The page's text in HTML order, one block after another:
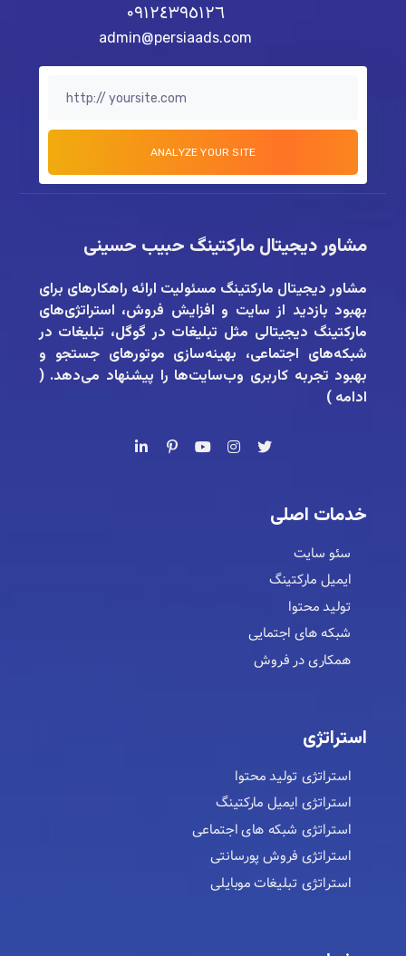
٠٩١٢٤٣٩٥١٢٦
admin@persiaads.com
مشاور دیجیتال مارکتینگ حبیب حسینی
مشاور دیجیتال مارکتینگ مسئولیت ارائه راهکارهای برای
بهبود بازدید از سایت و افزایش فروش، استراتژی‌های
مارکتینگ دیجیتالی مثل تبلیغات در گوگل، تبلیغات در
شبکه‌های اجتماعی، بهینه‌سازی موتورهای جستجو و
بهبود تجربه کاربری وب‌سایت‌ها را پیشنهاد می‌دهد. (
ادامه )
خدمات اصلی
سئو سایت
ایمیل مارکتینگ
تولید محتوا
شبکه های اجتمایی
همکاری در فروش
استراتژی
استراتژی تولید محتوا
استراتژی ایمیل مارکتینگ
استراتژی شبکه های اجتماعی
استراتژی فروش پورسانتی
استراتژی تبلیغات موبایلی